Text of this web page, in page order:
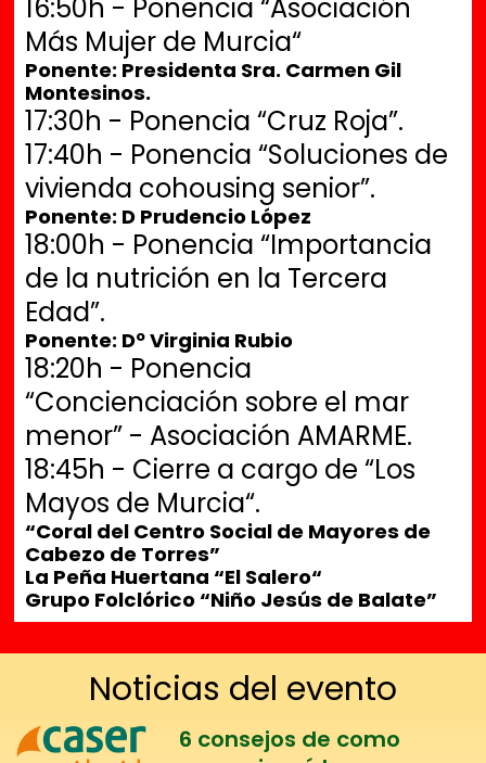
16:50h - Ponencia “Asociación
Más Mujer de Murcia“
Ponente: Presidenta Sra. Carmen Gil
Montesinos.
17:30h - Ponencia “Cruz Roja”.
17:40h - Ponencia “Soluciones de
vivienda cohousing senior”.
Ponente: D Prudencio López
18:00h - Ponencia “Importancia
de la nutrición en la Tercera
Edad”.
Ponente: Dº Virginia Rubio
18:20h - Ponencia
“Concienciación sobre el mar
menor” - Asociación AMARME.
18:45h - Cierre a cargo de “Los
Mayos de Murcia“.
“Coral del Centro Social de Mayores de
Cabezo de Torres”
La Peña Huertana “El Salero“
Grupo Folclórico “Niño Jesús de Balate”
Noticias del evento
6 consejos de como